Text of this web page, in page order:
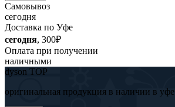
Самовывоз
сегодня
Доставка по Уфе
сегодня, 300₽
Оплата при получении
наличными
dyson TOP
оригинальная продукция в наличии в уфе